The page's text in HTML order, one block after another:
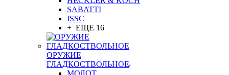
SABATTI
ISSC
+ ЕЩЕ 16
ОРУЖИЕ
ГЛАДКОСТВОЛЬНОЕ
МОЛОТ